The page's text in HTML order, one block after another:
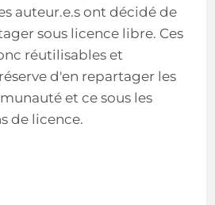
auteur.e.s ont décidé de
sous licence libre. Ces
réutilisables et
d'en repartager les
et ce sous les
de licence.